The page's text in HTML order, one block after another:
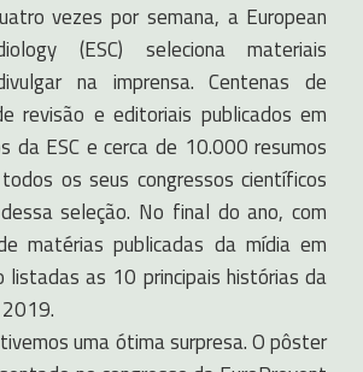
vezes por semana, a European
(ESC) seleciona materiais
na imprensa. Centenas de
revisão e editoriais publicados em
da ESC e cerca de 10.000 resumos
os seus congressos científicos
seleção. No final do ano, com
matérias publicadas da mídia em
listadas as 10 principais histórias da
2019.
uma ótima surpresa. O pôster